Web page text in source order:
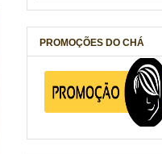
PROMOÇÕES DO CHÁ